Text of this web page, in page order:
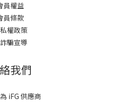
員權益
員條款
權政策
騙宣導
我們
iFG 供應商